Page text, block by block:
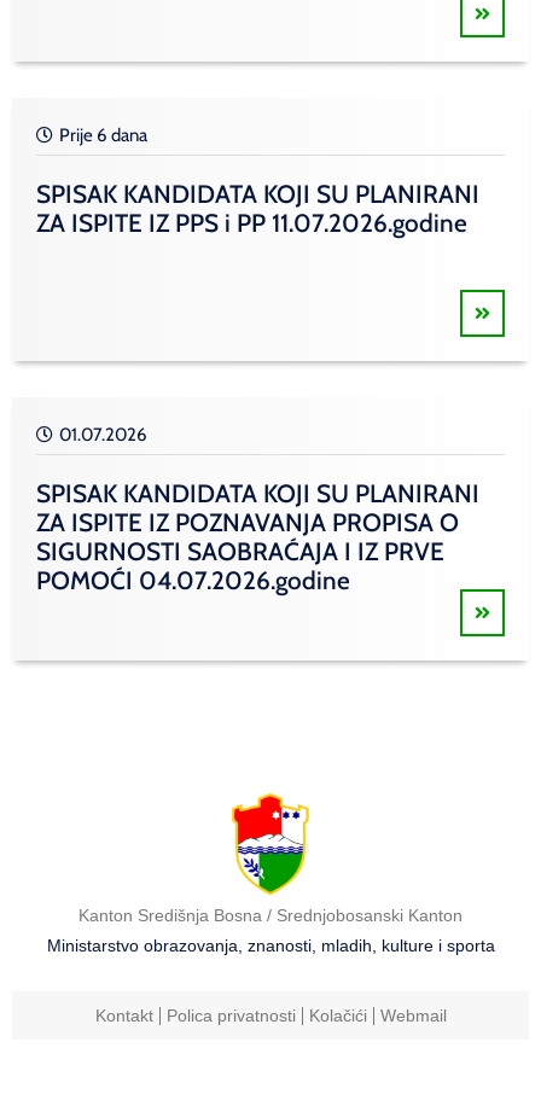
Prije 6 dana
SPISAK KANDIDATA KOJI SU PLANIRANI
ZA ISPITE IZ PPS i PP 11.07.2026.godine
01.07.2026
SPISAK KANDIDATA KOJI SU PLANIRANI
ZA ISPITE IZ POZNAVANJA PROPISA O
SIGURNOSTI SAOBRAĆAJA I IZ PRVE
POMOĆI 04.07.2026.godine
Kanton Središnja Bosna / Srednjobosanski Kanton
Ministarstvo obrazovanja, znanosti, mladih, kulture i sporta
Kontakt Polica privatnosti Kolačići Webmail